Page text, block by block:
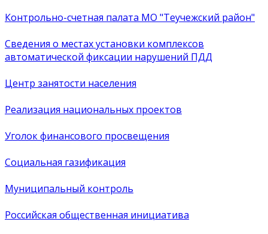
Контрольно-счетная палата МО "Теучежский район"
Сведения о местах установки комплексов
автоматической фиксации нарушений ПДД
Центр занятости населения
Реализация национальных проектов
Уголок финансового просвещения
Социальная газификация
Муниципальный контроль
Российская общественная инициатива